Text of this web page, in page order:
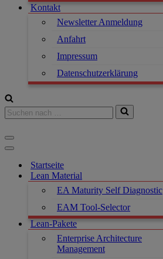
Kontakt
Newsletter Anmeldung
Anfahrt
Impressum
Datenschutzerklärung
Startseite
Lean Material
EA Maturity Self Diagnostic
EAM Tool-Selector
Lean-Pakete
Enterprise Architecture
Management